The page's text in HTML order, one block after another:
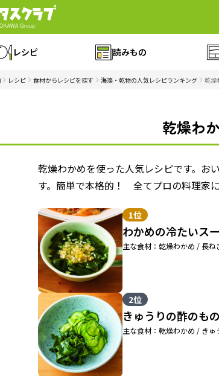
レシピ 読みもの
レシピ 食材からレシピを探す 海藻・乾物の人気レシピランキング 乾燥
乾燥わ
乾燥わかめを使った人気レシピです。お
す。簡単で本格的！ 全てプロの料理家
1位
わかめの冷たいス
主な食材：乾燥わかめ / 長ね
2位
きゅうりの酢のもの
主な食材：乾燥わかめ / きゅ